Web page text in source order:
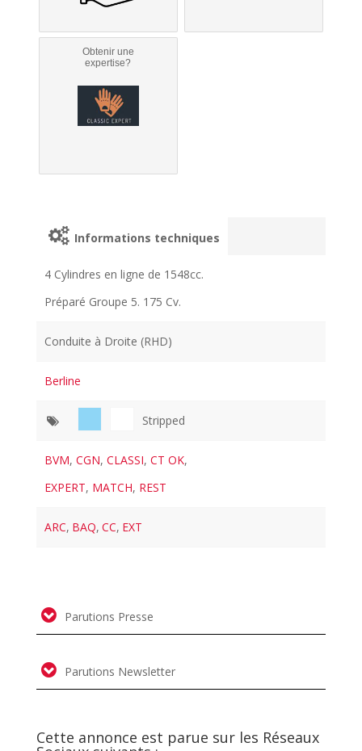
Obtenir une
expertise?
Informations techniques
4 Cylindres en ligne de 1548cc.
Préparé Groupe 5. 175 Cv.
Conduite à Droite (RHD)
Berline
Stripped
BVM,CGN,CLASSI,CT OK,
EXPERT, MATCH, REST
ARC, BAQ, CC, EXT
Parutions Presse
Parutions Newsletter
Cette annonce est parue sur les Réseaux